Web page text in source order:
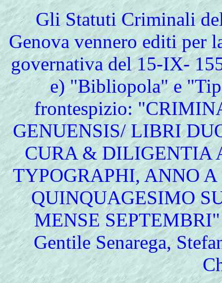
Gli Statuti Criminali
Genova vennero editi per
governativa del 15-IX-
e) "Bibliopola" e
frontespizio:
GENUENSIS/ LIBRI
CURA & DILIGENTIA
TYPOGRAPHI, ANNO
QUINQUAGESIMO
MENSE
Gentile Senarega,